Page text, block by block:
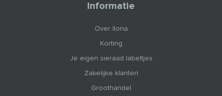
Informatie
Over Ilona
Korting
Je eigen sieraad labeltjes
Zakelijke klanten
Groothandel